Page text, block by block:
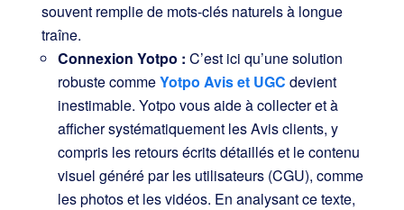
souvent remplie de mots-clés naturels à longue
traîne.
Connexion Yotpo : C’est ici qu’une solution
robuste commeYotpo Avis et UGC devient
inestimable. Yotpo vous aide à collecter et à
afficher systématiquement les Avis clients, y
compris les retours écrits détaillés et le contenu
visuel généré par les utilisateurs (CGU), comme
les photos et les vidéos. En analysant ce texte,